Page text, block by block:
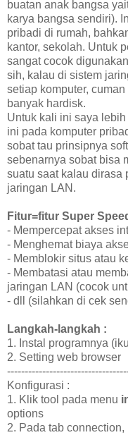
buatan anak bangsa
karya bangsa sendiri).
pribadi di rumah,
kantor, sekolah. Untuk
sangat cocok
sih, kalau di sistem
setiap komputer,
banyak hardisk.
Untuk kali ini saya
ini pada komputer
sobat tau prinsipnya
sebenarnya sobat bisa
suatu saat kalau dirasa
jaringan LAN.
Fitur=fitur Super
- Mempercepat akses
- Menghemat biaya
- Memblokir situs atau
- Membatasi atau
jaringan LAN (cocok
- dll (silahkan di cek
Langkah-langkah :
1. Instal programnya
2. Setting web browser
Konfigurasi :
1. Klik tool pada menu
options
2. Pada tab